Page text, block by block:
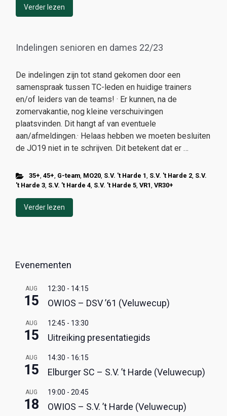
Verder lezen
Indelingen senioren en dames 22/23
De indelingen zijn tot stand gekomen door een
samenspraak tussen TC-leden en huidige trainers
en/of leiders van de teams! · Er kunnen, na de
zomervakantie, nog kleine verschuivingen
plaatsvinden. Dit hangt af van eventuele
aan/afmeldingen.· Helaas hebben we moeten besluiten
de JO19 niet in te schrijven. Dit betekent dat er …
35+, 45+, G-team, MO20, S.V. 't Harde 1, S.V. 't Harde 2, S.V.
't Harde 3, S.V. 't Harde 4, S.V. 't Harde 5, VR1, VR30+
Verder lezen
Evenementen
AUG
15
12:30 - 14:15
OWIOS – DSV ’61 (Veluwecup)
AUG
15
12:45 - 13:30
Uitreiking presentatiegids
AUG
15
14:30 - 16:15
Elburger SC – S.V. ’t Harde (Veluwecup)
AUG
18
19:00 - 20:45
OWIOS – S.V. ’t Harde (Veluwecup)